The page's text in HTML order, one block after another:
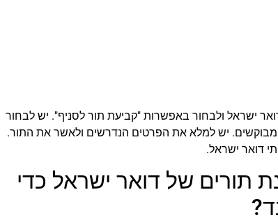
ישראל ולבחור באפשרות "קביעת תור לסניף". יש לבחור
יש למלא את הפרטים הנדרשים ולאשר את התור.
דואר ישראל.
של דואר ישראל כדי